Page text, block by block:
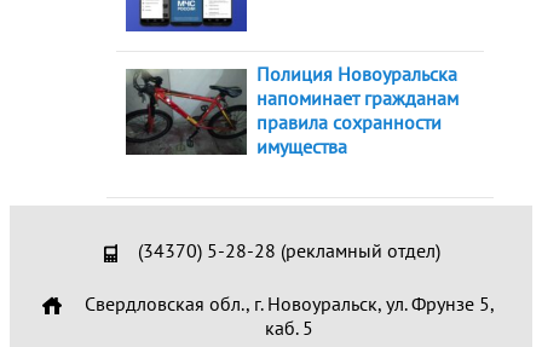
Полиция Новоуральска
напоминает гражданам
правила сохранности
имущества
(34370) 5-28-28 (рекламный отдел)
Свердловская обл., г. Новоуральск, ул. Фрунзе 5,
каб. 5